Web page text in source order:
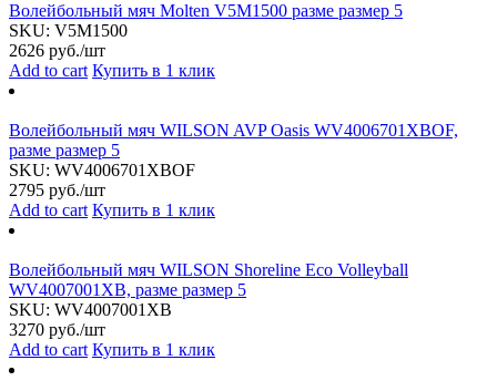
Волейбольный мяч Molten V5M1500 разме размер 5
SKU: V5M1500
2626 руб./шт
Add to cart Купить в 1 клик
Волейбольный мяч WILSON AVP Oasis WV4006701XBOF,
разме размер 5
SKU: WV4006701XBOF
2795 руб./шт
Add to cart Купить в 1 клик
Волейбольный мяч WILSON Shoreline Eco Volleyball
WV4007001XB, разме размер 5
SKU: WV4007001XB
3270 руб./шт
Add to cart Купить в 1 клик